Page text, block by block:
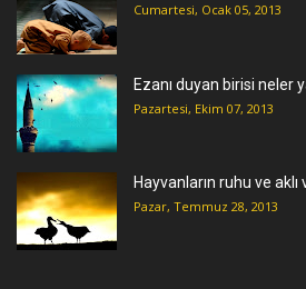
Cumartesi, Ocak 05, 2013
Ezanı duyan birisi neler
Pazartesi, Ekim 07, 2013
Hayvanların ruhu ve aklı
Pazar, Temmuz 28, 2013